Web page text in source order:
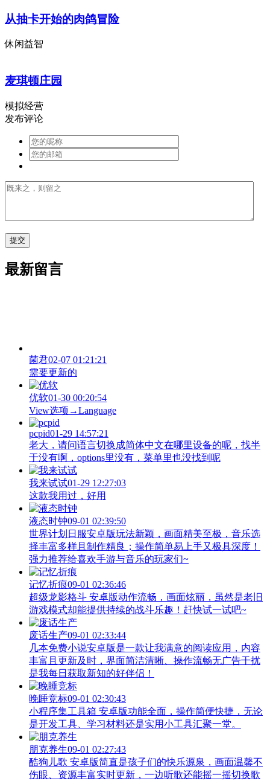
从抽卡开始的肉鸽冒险
休闲益智
麦琪顿庄园
模拟经营
发布评论
最新留言
菌君02-07 01:21:21
需要更新的
优软01-30 00:20:54
View‌选项→Language
pcpid01-29 14:57:21
老大，请问语言切换成简体中文在哪里设备的呢，找半
于没有啊，options里没有，菜单里也没找到呢
我来试试01-29 12:27:03
这款我用过，好用
液态时钟09-01 02:39:50
世界计划日服安卓版玩法新颖，画面精美至极，音乐选
择丰富多样且制作精良；操作简单易上手又极具深度！
强力推荐给喜欢手游与音乐的玩家们~
记忆折痕09-01 02:36:46
超级龙影格斗 安卓版动作流畅，画面炫丽，虽然是老旧
游戏模式却能提供持续的战斗乐趣！赶快试一试吧~
废话生产09-01 02:33:44
几本免费小说安卓版是一款让我满意的阅读应用，内容
丰富且更新及时，界面简洁清晰、操作流畅无广告干扰
是我每日获取新知的好伴侣！
晚睡竞标09-01 02:30:43
小程序集工具箱 安卓版功能全面，操作简便快捷，无论
是开发工具、学习材料还是实用小工具汇聚一堂。
朋克养生09-01 02:27:43
酷狗儿歌 安卓版简直是孩子们的快乐源泉，画面温馨不
伤眼、资源丰富实时更新，一边听歌还能摇一摇切换歌